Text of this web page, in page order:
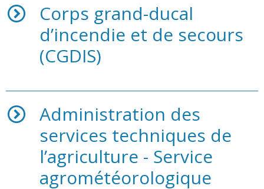
Corps grand-ducal
d’incendie et de secours
(CGDIS)
Administration des
services techniques de
l’agriculture - Service
agrométéorologique